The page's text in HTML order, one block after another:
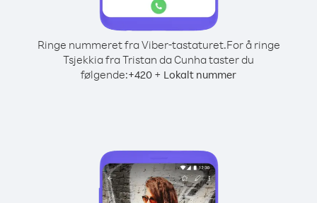
Ringe nummeret fra Viber-tastaturet.For å ringe
Tsjekkia fra Tristan da Cunha taster du
følgende:+420 + Lokalt nummer